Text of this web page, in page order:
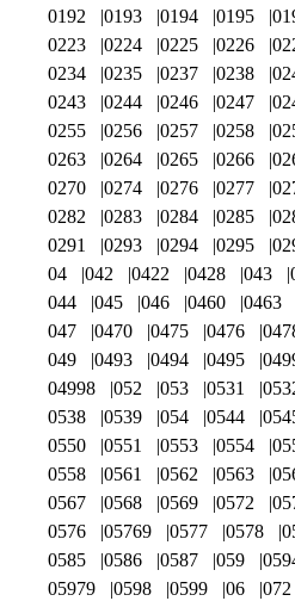
0192 0193 0194 0195
0223
0224 0225 0226
0234
0235 0237 0238
0243
0244 0246 0247
0255
0256 0257 0258
0263
0264 0265 0266
0270
0274 0276 0277
0282
0283 0284 0285
0291
0293 0294 0295
04
042 0422 0428 043
044
045 046 0460 0463
047
0470 0475 0476
049
0493 0494 0495
04998
052 053 0531
0538
0539 054 0544
0550
0551 0553 0554
0558
0561 0562 0563
0567
0568 0569 0572
0576
05769 0577 0578
0585
0586 0587 059
05979
0598 0599 06 072